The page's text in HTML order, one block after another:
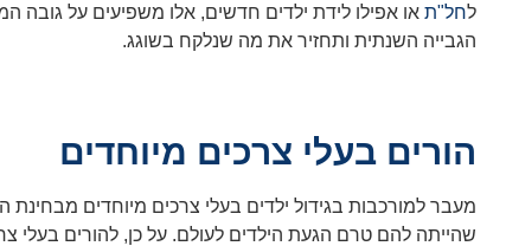
לחל"ת או אפילו לידת ילדים חדשים, אלו משפיעים על
הגבייה השנתית ותחזיר את מה שנלקח בשוגג.
הורים בעלי צרכים מיוחדים
מעבר למורכבות בגידול ילדים בעלי צרכים מיוחדים
שהייתה להם טרם הגעת הילדים לעולם. על כן, להורים בעלי